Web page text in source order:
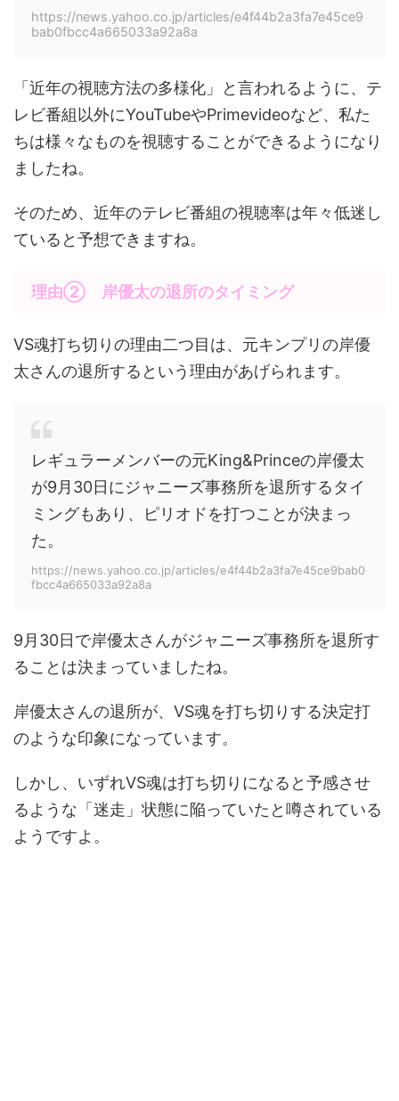
https://news.yahoo.co.jp/articles/e4f44b2a3fa7e45ce9
bab0fbcc4a665033a92a8a
「近年の視聴方法の多様化」と言われるように、テ
レビ番組以外にYouTubeやPrimevideoなど、私た
ちは様々なものを視聴することができるようになり
ましたね。
そのため、近年のテレビ番組の視聴率は年々低迷し
ていると予想できますね。
理由② 岸優太の退所のタイミング
VS魂打ち切りの理由二つ目は、元キンプリの岸優
太さんの退所するという理由があげられます。
レギュラーメンバーの元King&Princeの岸優太
が9月30日にジャニーズ事務所を退所するタイ
ミングもあり、ピリオドを打つことが決まっ
た。
https://news.yahoo.co.jp/articles/e4f44b2a3fa7e45ce9bab0
fbcc4a665033a92a8a
9月30日で岸優太さんがジャニーズ事務所を退所す
ることは決まっていましたね。
岸優太さんの退所が、VS魂を打ち切りする決定打
のような印象になっています。
しかし、いずれVS魂は打ち切りになると予感させ
るような「迷走」状態に陥っていたと噂されている
ようですよ。